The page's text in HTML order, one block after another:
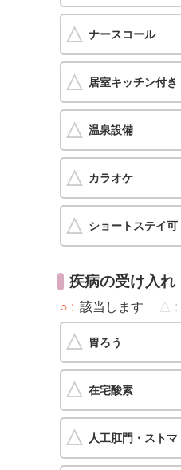
ナースコール
居室キッチン付き
温泉設備
カラオケ
ショートステイ可
疾病の受け入れ
○ 該当します △
胃ろう
在宅酸素
人工肛門・ストマ